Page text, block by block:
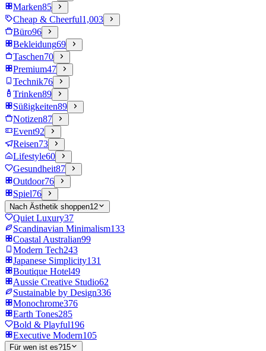
Marken85
Cheap & Cheerful1,003
Büro96
Bekleidung69
Taschen70
Premium47
Technik76
Trinken89
Süßigkeiten89
Notizen87
Event92
Reisen73
Lifestyle60
Gesundheit87
Outdoor76
Spiel76
Nach Ästhetik shoppen12
Quiet Luxury37
Scandinavian Minimalism133
Coastal Australian99
Modern Tech243
Japanese Simplicity131
Boutique Hotel49
Aussie Creative Studio62
Sustainable by Design336
Monochrome376
Earth Tones285
Bold & Playful196
Executive Modern105
Für wen ist es?15